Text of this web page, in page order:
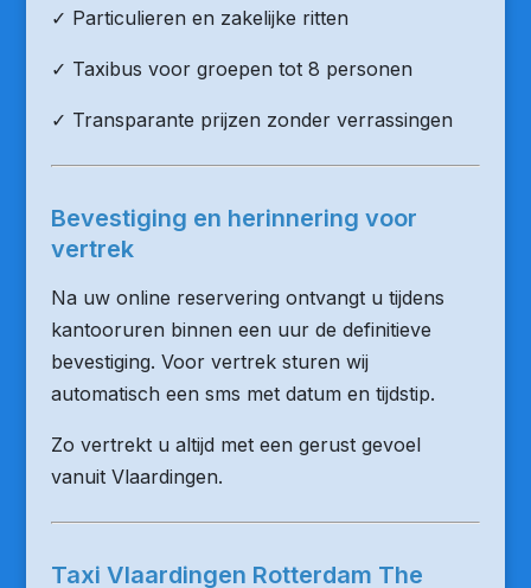
✓ Particulieren en zakelijke ritten
✓ Taxibus voor groepen tot 8 personen
✓ Transparante prijzen zonder verrassingen
Bevestiging en herinnering voor
vertrek
Na uw online reservering ontvangt u tijdens
kantooruren binnen een uur de definitieve
bevestiging. Voor vertrek sturen wij
automatisch een sms met datum en tijdstip.
Zo vertrekt u altijd met een gerust gevoel
vanuit Vlaardingen.
Taxi Vlaardingen Rotterdam The